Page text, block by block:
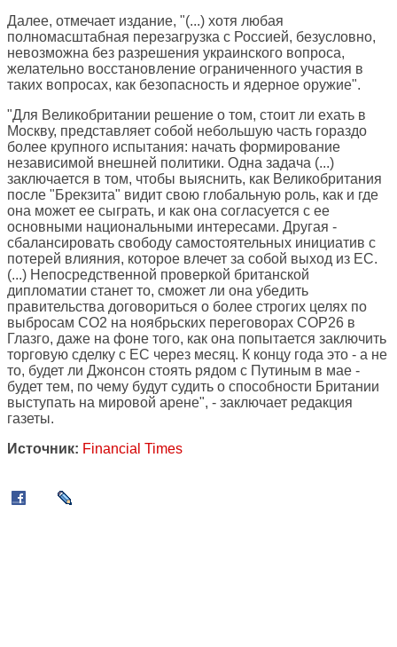
Далее, отмечает издание, "(...) хотя любая
полномасштабная перезагрузка с Россией, безусловно,
невозможна без разрешения украинского вопроса,
желательно восстановление ограниченного участия в
таких вопросах, как безопасность и ядерное оружие".
"Для Великобритании решение о том, стоит ли ехать в
Москву, представляет собой небольшую часть гораздо
более крупного испытания: начать формирование
независимой внешней политики. Одна задача (...)
заключается в том, чтобы выяснить, как Великобритания
после "Брекзита" видит свою глобальную роль, как и где
она может ее сыграть, и как она согласуется с ее
основными национальными интересами. Другая -
сбалансировать свободу самостоятельных инициатив с
потерей влияния, которое влечет за собой выход из ЕС.
(...) Непосредственной проверкой британской
дипломатии станет то, сможет ли она убедить
правительства договориться о более строгих целях по
выбросам CO2 на ноябрьских переговорах COP26 в
Глазго, даже на фоне того, как она попытается заключить
торговую сделку с ЕС через месяц. К концу года это - а не
то, будет ли Джонсон стоять рядом с Путиным в мае -
будет тем, по чему будут судить о способности Британии
выступать на мировой арене", - заключает редакция
газеты.
Источник: Financial Times